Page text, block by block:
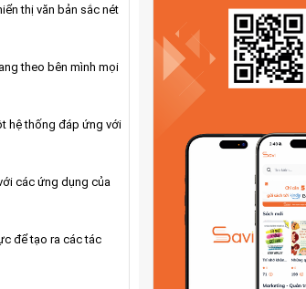
thị văn bản sắc nét
theo bên mình mọi
hệ thống đáp ứng với
các ứng dụng của
để tạo ra các tác